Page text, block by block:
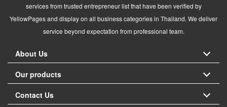
services from trusted entrepreneur list that have been verified by
YellowPages and display on all business categories in Thailand. We deliver
service beyond expectation from professional team.
About Us
Our products
Contact Us